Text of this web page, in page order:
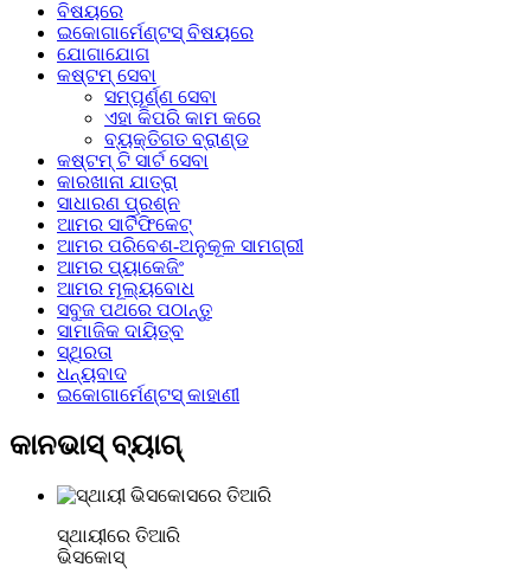
ବିଷୟରେ
ଇକୋଗାର୍ମେଣ୍ଟସ୍ ବିଷୟରେ
ଯୋଗାଯୋଗ
କଷ୍ଟମ୍ ସେବା
ସମ୍ପୂର୍ଣ୍ଣ ସେବା
ଏହା କିପରି କାମ କରେ
ବ୍ୟକ୍ତିଗତ ବ୍ରାଣ୍ଡ
କଷ୍ଟମ୍ ଟି ସାର୍ଟ ସେବା
କାରଖାନା ଯାତ୍ରା
ସାଧାରଣ ପ୍ରଶ୍ନ
ଆମର ସାର୍ଟିଫିକେଟ୍
ଆମର ପରିବେଶ-ଅନୁକୂଳ ସାମଗ୍ରୀ
ଆମର ପ୍ୟାକେଜିଂ
ଆମର ମୂଲ୍ୟବୋଧ
ସବୁଜ ପଥରେ ପଠାନ୍ତୁ
ସାମାଜିକ ଦାୟିତ୍ବ
ସ୍ଥିରତା
ଧନ୍ୟବାଦ
ଇକୋଗାର୍ମେଣ୍ଟସ୍ କାହାଣୀ
କାନଭାସ୍ ବ୍ୟାଗ୍
ସ୍ଥାୟୀରେ ତିଆରି
ଭିସକୋସ୍